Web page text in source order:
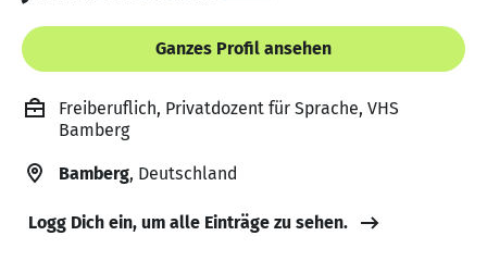
Ganzes Profil ansehen
Freiberuflich, Privatdozent für Sprache, VHS
Bamberg
Bamberg, Deutschland
Logg Dich ein, um alle Einträge zu sehen.